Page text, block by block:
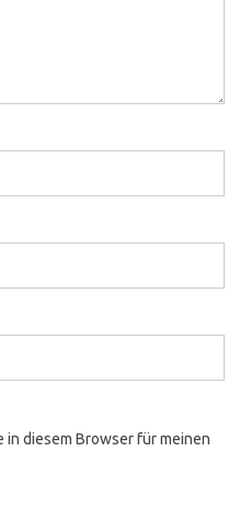
in diesem Browser für meinen